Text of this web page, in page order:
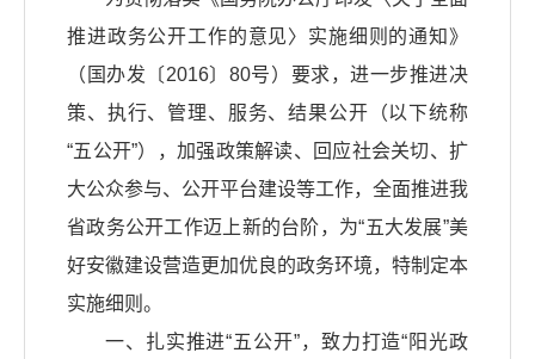
推进政务公开工作的意见〉实施细则的通知》
（国办发〔2016〕80号）要求，进一步推进决
策、执行、管理、服务、结果公开（以下统称
“五公开”），加强政策解读、回应社会关切、扩
大公众参与、公开平台建设等工作，全面推进我
省政务公开工作迈上新的台阶，为“五大发展”美
好安徽建设营造更加优良的政务环境，特制定本
实施细则。
一、扎实推进“五公开”，致力打造“阳光政